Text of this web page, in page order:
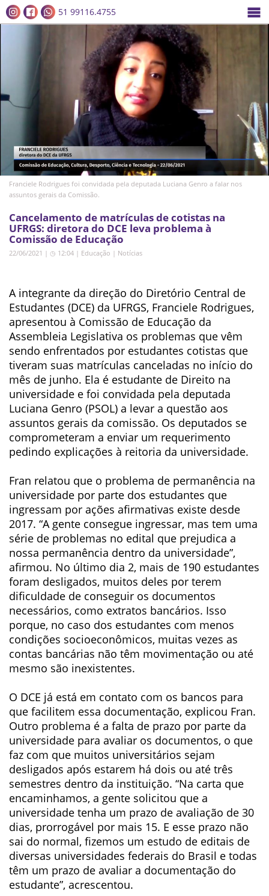
51 99116.4755
Franciele Rodrigues foi convidada pela deputada Luciana Genro a falar nos
assuntos gerais da Comissão.
Cancelamento de matrículas de cotistas na
UFRGS: diretora do DCE leva problema à
Comissão de Educação
22/06/2021 | ◷ 12:04 | Educação | Notícias
A integrante da direção do Diretório Central de
Estudantes (DCE) da UFRGS, Franciele Rodrigues,
apresentou à Comissão de Educação da
Assembleia Legislativa os problemas que vêm
sendo enfrentados por estudantes cotistas que
tiveram suas matrículas canceladas no início do
mês de junho. Ela é estudante de Direito na
universidade e foi convidada pela deputada
Luciana Genro (PSOL) a levar a questão aos
assuntos gerais da comissão. Os deputados se
comprometeram a enviar um requerimento
pedindo explicações à reitoria da universidade.
Fran relatou que o problema de permanência na
universidade por parte dos estudantes que
ingressam por ações afirmativas existe desde
2017. “A gente consegue ingressar, mas tem uma
série de problemas no edital que prejudica a
nossa permanência dentro da universidade”,
afirmou. No último dia 2, mais de 190 estudantes
foram desligados, muitos deles por terem
dificuldade de conseguir os documentos
necessários, como extratos bancários. Isso
porque, no caso dos estudantes com menos
condições socioeconômicos, muitas vezes as
contas bancárias não têm movimentação ou até
mesmo são inexistentes.
O DCE já está em contato com os bancos para
que facilitem essa documentação, explicou Fran.
Outro problema é a falta de prazo por parte da
universidade para avaliar os documentos, o que
faz com que muitos universitários sejam
desligados após estarem há dois ou até três
semestres dentro da instituição. “Na carta que
encaminhamos, a gente solicitou que a
universidade tenha um prazo de avaliação de 30
dias, prorrogável por mais 15. E esse prazo não
sai do normal, fizemos um estudo de editais de
diversas universidades federais do Brasil e todas
têm um prazo de avaliar a documentação do
estudante”, acrescentou.